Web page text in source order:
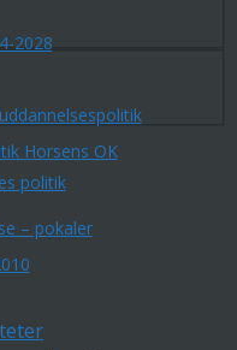
2028
Horsens OK
politik
– pokaler